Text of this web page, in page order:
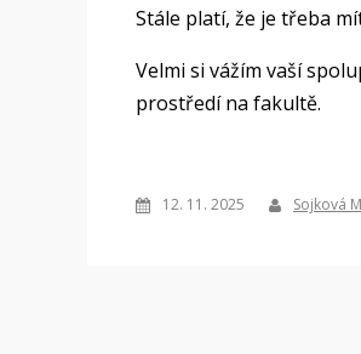
Stále platí, že je třeba
Velmi si vážím vaší
prostředí na fakultě.
12. 11. 2025 Sojková